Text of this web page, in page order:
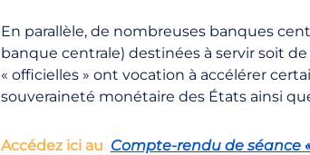
En parallèle, de nombreuses banques
banque centrale) destinées à servir soit
« officielles » ont vocation à accélérer
souveraineté monétaire des États ainsi
Accédez ici au Compte-rendu de séance